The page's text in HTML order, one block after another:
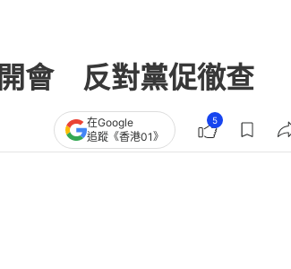
會 反對黨促徹查
在Google
追蹤《香港01》
5